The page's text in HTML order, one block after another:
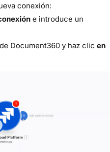
conexión:
e introduce un
Document360 y haz clic en